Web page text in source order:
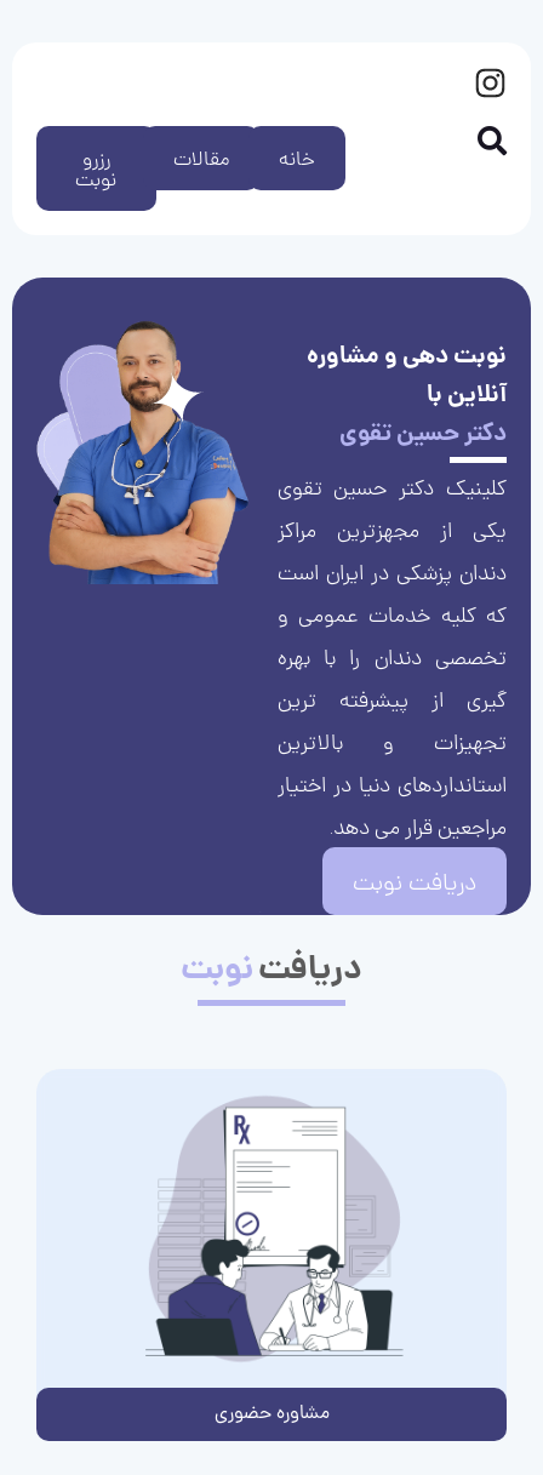
رزرو
نوبت
مقالات خانه
نوبت دهی و مشاوره
آنلاین با
دکتر حسین تقوی
کلینیک دکتر حسین تقوی
یکی از مجهزترین مراکز
دندان پزشکی در ایران است
که کلیه خدمات عمومی و
تخصصی دندان را با بهره
گیری از پیشرفته ترین
تجهیزات و بالاترین
استانداردهای دنیا در اختیار
مراجعین قرار می دهد.
دریافت نوبت
دریافتنوبت
مشاوره حضوری